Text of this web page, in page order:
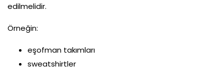
edilmelidir.
Örneğin:
eşofman takımları
sweatshirtler